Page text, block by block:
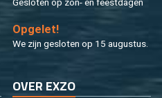
Op­ge­let!
We zijn ge­slo­ten op 15 au­gus­tus.
OVER EXZO